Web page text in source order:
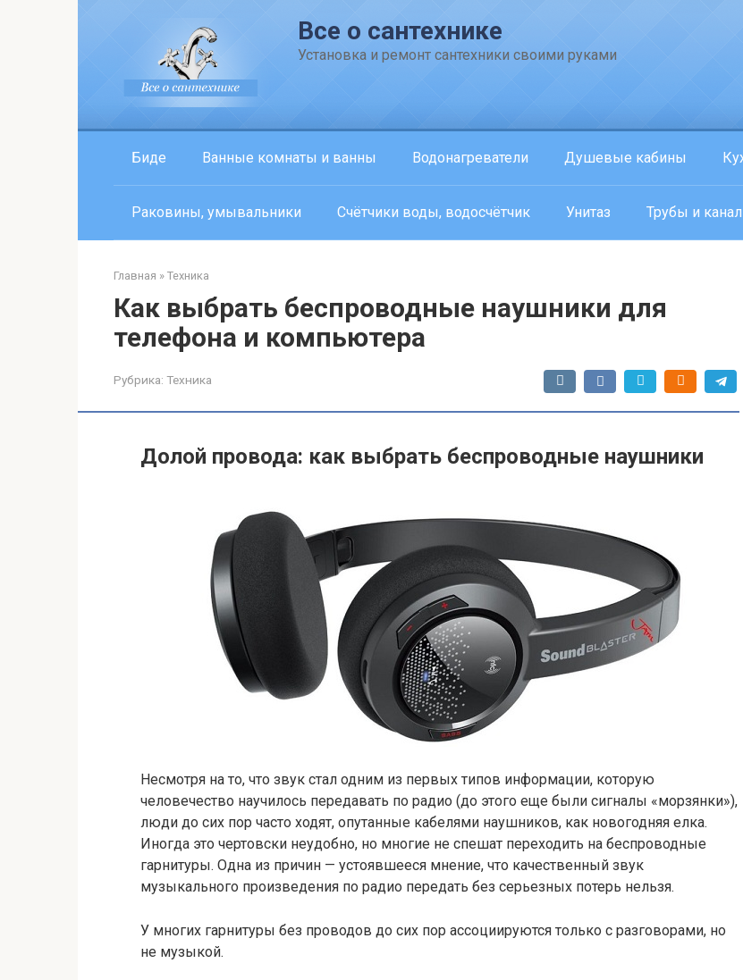
Все о сантехнике
Установка и ремонт сантехники своими руками
Биде Ванные комнаты и ванны Водонагреватели Душевые кабины
Раковины, умывальники Счётчики воды, водосчётчик Унитаз Трубы и
Главная » Техника
Как выбрать беспроводные наушники для
телефона и компьютера
Рубрика: Техника
Долой провода: как выбрать беспроводные наушники
Несмотря на то, что звук стал одним из первых типов информации, которую
человечество научилось передавать по радио (до этого еще были сигналы «морзянки»),
люди до сих пор часто ходят, опутанные кабелями наушников, как новогодняя елка.
Иногда это чертовски неудобно, но многие не спешат переходить на беспроводные
гарнитуры. Одна из причин — устоявшееся мнение, что качественный звук
музыкального произведения по радио передать без серьезных потерь нельзя.
У многих гарнитуры без проводов до сих пор ассоциируются только с разговорами, но
не музыкой.